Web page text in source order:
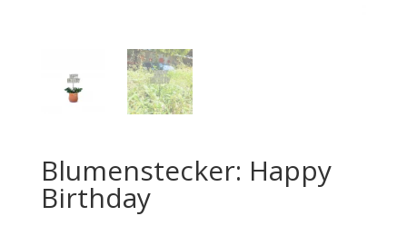
Blumenstecker: Happy
Birthday